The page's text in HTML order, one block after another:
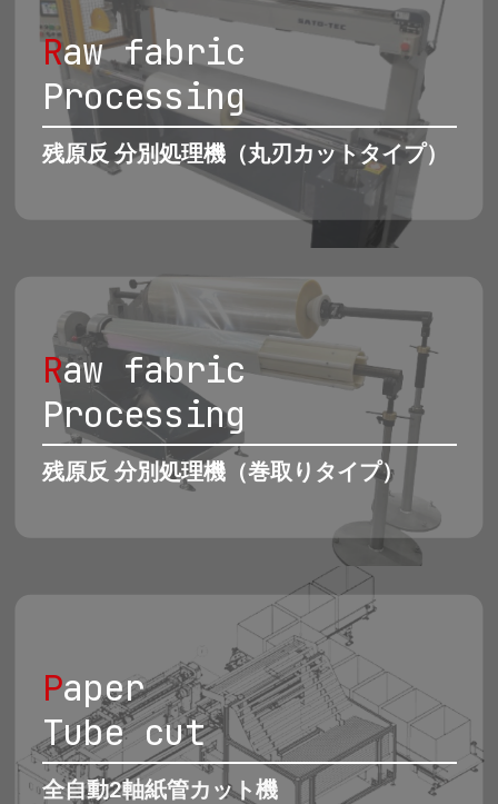
Raw fabric
Processing
残原反 分別処理機（丸刃カットタイプ）
Raw fabric
Processing
残原反 分別処理機（巻取りタイプ）
Paper
Tube cut
全自動2軸紙管カット機